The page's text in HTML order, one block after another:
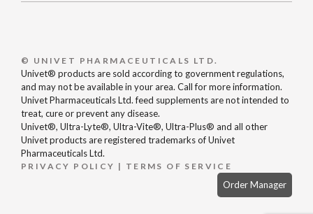
© UNIVET PHARMACEUTICALS LTD.
Univet® products are sold according to government regulations,
and may not be available in your area. Call for more information.
Univet Pharmaceuticals Ltd. feed supplements are not intended to
treat, cure or prevent any disease.
Univet®, Ultra-Lyte®, Ultra-Vite®, Ultra-Plus® and all other
Univet products are registered trademarks of Univet
Pharmaceuticals Ltd.
PRIVACY POLICY | TERMS OF SERVICE
Order Manager